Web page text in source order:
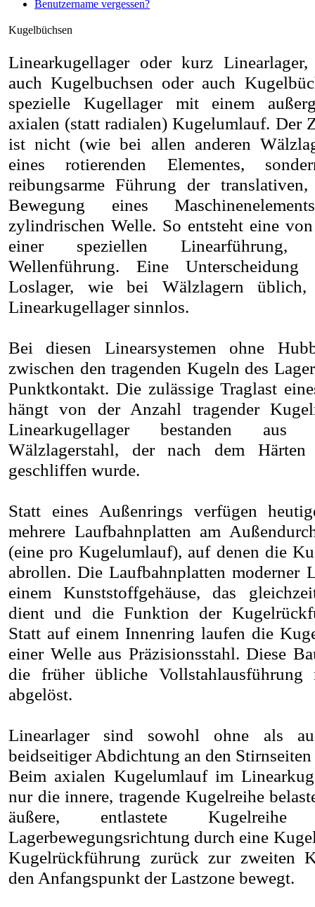
Benutzername vergessen?
Kugelbüchsen
Linearkugellager oder kurz Linearlager,
auch Kugelbuchsen oder auch
spezielle Kugellager mit einem
axialen (statt radialen) Kugelumlauf. Der
ist nicht (wie bei allen anderen
eines rotierenden Elementes,
reibungsarme Führung der
Bewegung eines
zylindrischen Welle. So entsteht eine
einer speziellen Linearführung,
Wellenführung. Eine
Loslager, wie bei Wälzlagern
Linearkugellager sinnlos.
Bei diesen Linearsystemen ohne
zwischen den tragenden Kugeln des
Punktkontakt. Die zulässige Traglast
hängt von der Anzahl tragender
Linearkugellager bestanden aus
Wälzlagerstahl, der nach dem
geschliffen wurde.
Statt eines Außenrings verfügen
mehrere Laufbahnplatten am
(eine pro Kugelumlauf), auf denen die
abrollen. Die Laufbahnplatten moderner
einem Kunststoffgehäuse, das
dient und die Funktion der
Statt auf einem Innenring laufen die
einer Welle aus Präzisionsstahl. Diese
die früher übliche Vollstahlausführung
abgelöst.
Linearlager sind sowohl ohne als
beidseitiger Abdichtung an den
Beim axialen Kugelumlauf im
nur die innere, tragende Kugelreihe
äußere, entlastete
Lagerbewegungsrichtung durch eine
Kugelrückführung zurück zur zweiten
den Anfangspunkt der Lastzone bewegt.